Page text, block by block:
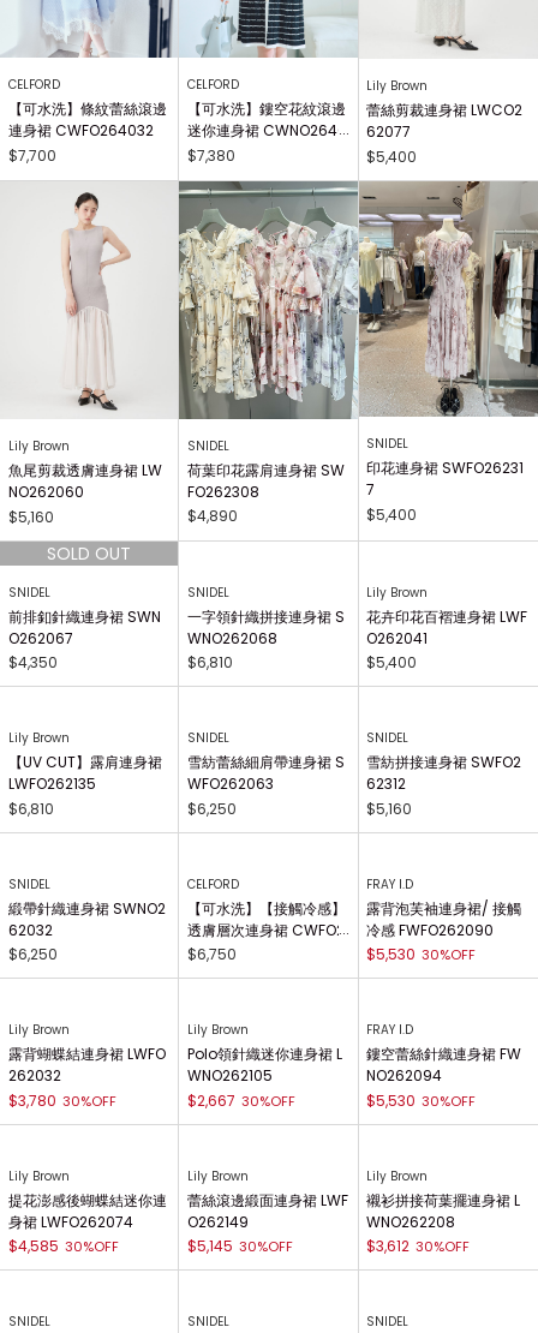
CELFORD
【可水洗】條紋蕾絲滾邊
連身裙 CWFO264032
$7,700
CELFORD
【可水洗】鏤空花紋滾邊
迷你連身裙 CWNO2640
34
$7,380
Lily Brown
蕾絲剪裁連身裙 LWCO2
62077
$5,400
Lily Brown
魚尾剪裁透膚連身裙 LW
NO262060
$5,160
SNIDEL
荷葉印花露肩連身裙 SW
FO262308
$4,890
SNIDEL
印花連身裙 SWFO26231
7
$5,400
SNIDEL
前排釦針織連身裙 SWN
O262067
$4,350
SNIDEL
一字領針織拼接連身裙 S
WNO262068
$6,810
Lily Brown
花卉印花百褶連身裙 LWF
O262041
$5,400
Lily Brown
【UV CUT】露肩連身裙
LWFO262135
$6,810
SNIDEL
雪紡蕾絲細肩帶連身裙 S
WFO262063
$6,250
SNIDEL
雪紡拼接連身裙 SWFO2
62312
$5,160
SNIDEL
緞帶針織連身裙 SWNO2
62032
$6,250
CELFORD
【可水洗】【接觸冷感】
透膚層次連身裙 CWFO2
64030
$6,750
FRAY I.D
露背泡芙袖連身裙/ 接觸
冷感 FWFO262090
$5,530 30%OFF
Lily Brown
露背蝴蝶結連身裙 LWFO
262032
$3,780 30%OFF
Lily Brown
Polo領針織迷你連身裙 L
WNO262105
$2,667 30%OFF
FRAY I.D
鏤空蕾絲針織連身裙 FW
NO262094
$5,530 30%OFF
Lily Brown
提花澎感後蝴蝶結迷你連
身裙 LWFO262074
$4,585 30%OFF
Lily Brown
蕾絲滾邊緞面連身裙 LWF
O262149
$5,145 30%OFF
Lily Brown
襯衫拼接荷葉擺連身裙 L
WNO262208
$3,612 30%OFF
SNIDEL SNIDEL SNIDEL